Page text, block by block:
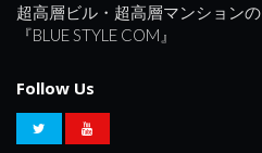
超高層ビル・超高層マンションの
『BLUE STYLE COM』
Follow Us